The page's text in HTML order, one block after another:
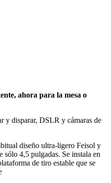
ahora para la mesa o
y disparar, DSLR y cámaras de
diseño ultra-ligero Feisol y
sólo 4,5 pulgadas. Se instala en
de tiro estable que se